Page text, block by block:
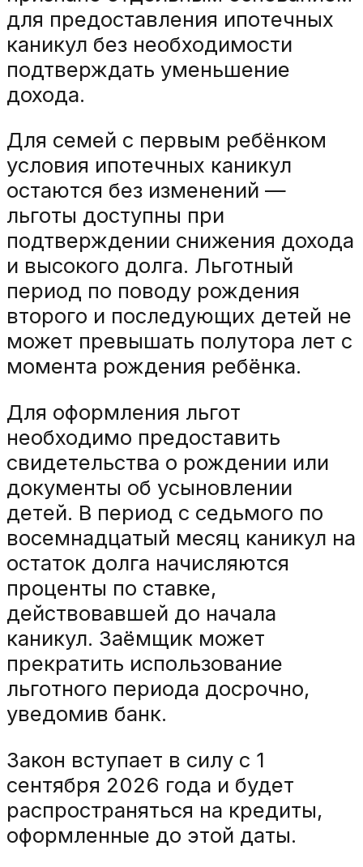
для предоставления ипотечных
каникул без необходимости
подтверждать уменьшение
дохода.
Для семей с первым ребёнком
условия ипотечных каникул
остаются без изменений —
льготы доступны при
подтверждении снижения дохода
и высокого долга. Льготный
период по поводу рождения
второго и последующих детей не
может превышать полутора лет с
момента рождения ребёнка.
Для оформления льгот
необходимо предоставить
свидетельства о рождении или
документы об усыновлении
детей. В период с седьмого по
восемнадцатый месяц каникул на
остаток долга начисляются
проценты по ставке,
действовавшей до начала
каникул. Заёмщик может
прекратить использование
льготного периода досрочно,
уведомив банк.
Закон вступает в силу с 1
сентября 2026 года и будет
распространяться на кредиты,
оформленные до этой даты.